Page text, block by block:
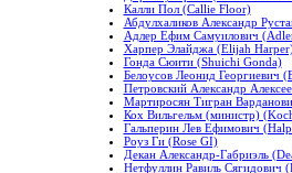
Калли Пол (Callie Floor)
Абдулхаликов Александр
Адлер Ефим Самуилович
Харпер Элайджа (Elijah
Гонда Сюити (Shuichi Gonda)
Белоусов Леонид Георгиевич
Петровский Александр
Мартиросян Тигран
Кох Вильгельм (министр)
Гальперин Лев Ефимович
Роуз Ги (Rose GI)
Декан Александр-Габриэль
Нетфуллин Равиль Сягидович